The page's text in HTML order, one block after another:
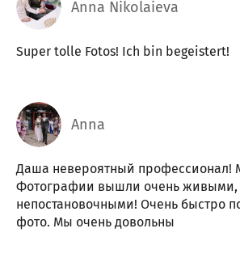
Anna Nikolaieva
Super tolle Fotos! Ich bin begeistert!
Аnna
Даша невероятный профессионал!
Фотографии вышли очень живыми,
непостановочными! Очень быстро
фото. Мы очень довольны